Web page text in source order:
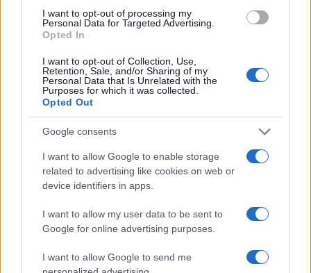
I want to opt-out of processing my
Personal Data for Targeted Advertising.
Opted In
I want to opt-out of Collection, Use,
Retention, Sale, and/or Sharing of my
Personal Data that Is Unrelated with the
Purposes for which it was collected.
Opted Out
Google consents
I want to allow Google to enable storage
related to advertising like cookies on web or
device identifiers in apps.
I want to allow my user data to be sent to
Google for online advertising purposes.
I want to allow Google to send me